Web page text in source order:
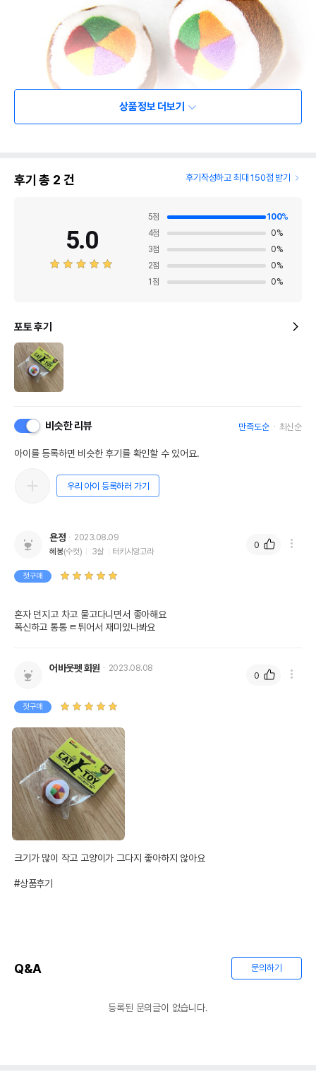
법에 의한 인증,허가 등을
제조국 또는 원산지 대한민국
제조자,수입품의 경우
수입자를 함께 표기
AS책임자와 전화번호
또는 소비자상담 관련
전화번호
어바웃펫 // 1644-9601
유통기한
이후인 상품이 출고됩니다.
상품정보 더보기
후기 총 2 건 후기작성하고 최대 150점 받기
5.0
5점 100%
4점 0%
3점 0%
2점 0%
1 점 0%
포토 후기
비슷한 리뷰 만족도순 최신순
아이를 등록하면 비슷한 후기를 확인할 수 있어요.
우리 아이 등록하러 가기
욘정
2023.08.09
혜봉(수컷) 3살 터키시앙고라
첫구매
혼자 던지고 차고 물고다니면서 좋아해요
폭신하고 통통 ㅌ튀어서 재미있나봐요
0
어바웃펫 회원 2023.08.08
첫구매
크기가 많이 작고 고양이가 그다지 좋아하지 않아요
#상품후기
0
Q&A 문의하기
등록된 문의글이 없습니다.